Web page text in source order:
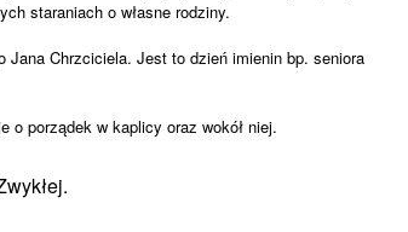
staraniach o własne rodziny.
Chrzciciela. Jest to dzień imienin bp. seniora
porządek w kaplicy oraz wokół niej.